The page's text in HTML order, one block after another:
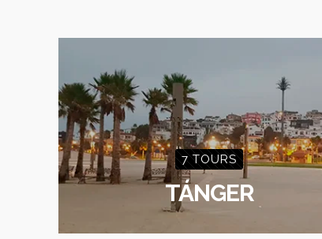
7 TOURS
TÁNGER